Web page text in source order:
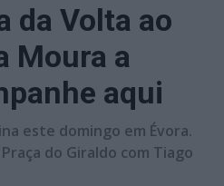
da Volta ao
Moura a
aqui
este domingo em Évora.
do Giraldo com Tiago